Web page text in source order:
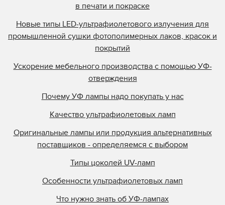
в печати и покраске
Новые типы LED-ультрафиолетового излучения для
промышленной сушки фотополимерных лаков, красок и
покрытий
Ускорение мебельного производства с помощью УФ-
отверждения
Почему УФ лампы надо покупать у нас
Качество ультрафиолетовых ламп
Оригинальные лампы или продукция альтернативных
поставщиков - определяемся с выбором
Типы цоколей UV-ламп
Особенности ультрафиолетовых ламп
Что нужно знать об УФ-лампах